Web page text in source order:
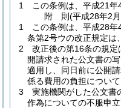
1
この条例は、平成21年
附 則(平成28年2
1
この条例は、平成28年
条第2号ウの改正規定は
2
改正後の第16条の規
開請求された公文書の
適用し、同日前に公開
係る費用の負担につい
3
実施機関がした公文書
作為についての不服申